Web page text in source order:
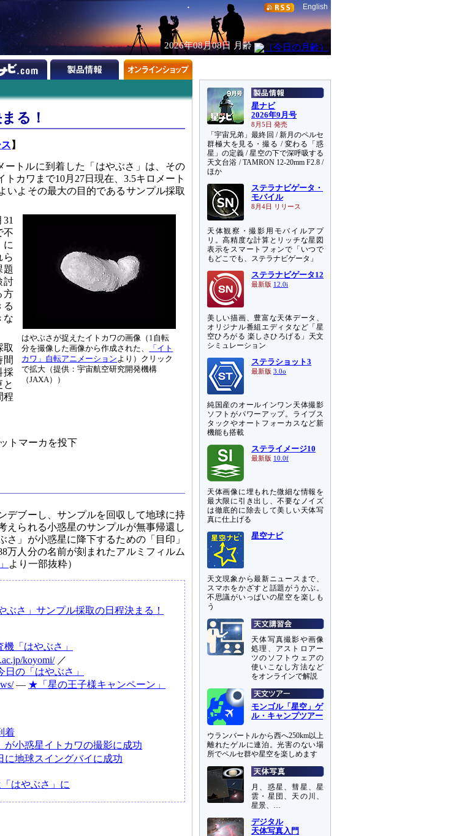
English
2026年08月08日 月齢
る！
】
ートルに到着した「はやぶさ」は、その
カワまで10月27日現在、3.5キロメート
いよその最大の目的であるサンプル採取
はやぶさが捉えたイトカワの画像（1自転
分を撮像した画像から作成された、
「イト
カワ」自転アニメーション より）クリック
で拡大（提供：宇宙航空研究開発機構
（JAXA））
不
に
ら
題
討
方
る
な
取
間
採
程
ーカを投下
デブーし、サンプルを回収して地球に持
えられる小惑星のサンプルが無事帰還し
」が小惑星に降下するための「目印」
万人分の名前が刻まれたアルミフィルム
より一部抜粋）
ぶさ」サンプル採取の日程決まる！
「はやぶさ」
koyomi/／
日の「はやぶさ」
― ★「星の王子様キャンペーン」
着
が小惑星イトカワの撮影に成功
に地球スイングバイに成功
はやぶさ」に
星ナビ
2026年9月号
8月5日 発売
「宇宙兄弟」最終回 / 新月のペルセ
群極大を見る・撮る / 変わる「惑
星」の定義 / 星空の下で深呼吸する
天文台浴 / TAMRON 12-20mm F2.8 /
ほか
ステラナビゲータ・
モバイル
8月4日 リリース
天体観察・撮影用モバイルアプ
リ。高精度な計算とリッチな星図
表示をスマートフォンで「いつで
もどこでも、ステラナビゲータ」
ステラナビゲータ12
最新版 12.0i
美しい描画、豊富な天体データ、
オリジナル番組エディタなど「星
空ひろがる 楽しさひろげる」天文
シミュレーション
ステラショット3
最新版 3.0o
純国産のオールインワン天体撮影
ソフトがパワーアップ。ライブス
タックやオートフォーカスなど新
機能も搭載
ステライメージ10
最新版 10.0f
天体画像に埋もれた微細な情報を
最大限に引き出し、不要なノイズ
は徹底的に除去して美しい天体写
真に仕上げる
星空ナビ
天文現象から最新ニュースまで、
スマホをかざすと話題がうかぶ。
不思議がいっぱいの星空を楽しも
う
天体写真撮影や画像
処理、アストロアー
ツのソフトウェアの
使いこなし方法など
をオンラインで解説
モンゴル「星空」ゲ
ル・キャンプツアー
ウランバートルから西へ250km以上
離れたゲルに連泊。光害のない場
所でペルセ群や星空を楽しめます
月、惑星、彗星、星
雲・星団、天の川、
星景、…
デジタル
天体写真入門